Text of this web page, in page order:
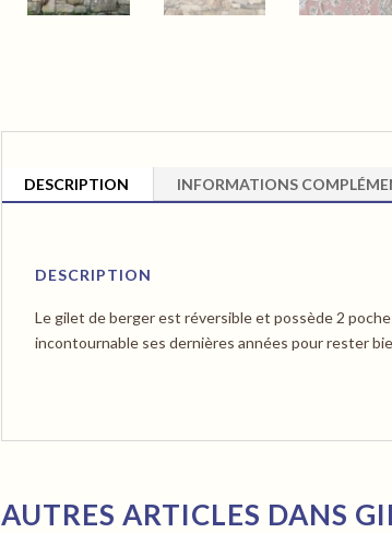
DESCRIPTION INFORMATIONS
DESCRIPTION
Le gilet de berger est réversible et possède 2
incontournable ses dernières années pour rester
AUTRES ARTICLES DANS